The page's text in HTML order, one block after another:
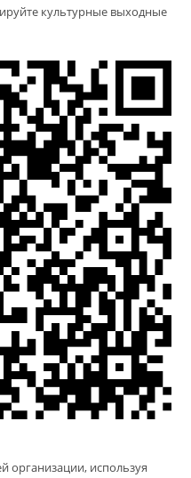
культурные выходные
организации, используя